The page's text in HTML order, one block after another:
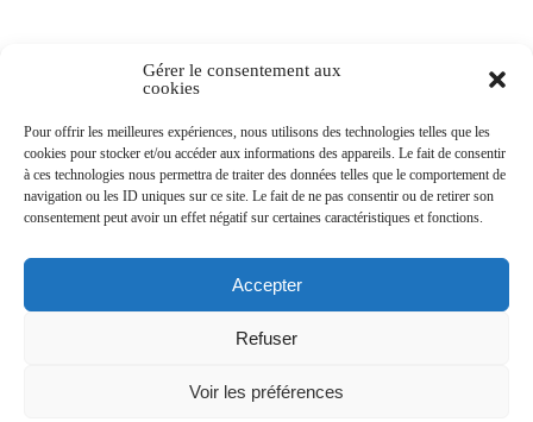
Gérer le consentement aux
cookies
Pour offrir les meilleures expériences, nous utilisons des technologies telles que les
cookies pour stocker et/ou accéder aux informations des appareils. Le fait de consentir
à ces technologies nous permettra de traiter des données telles que le comportement de
navigation ou les ID uniques sur ce site. Le fait de ne pas consentir ou de retirer son
consentement peut avoir un effet négatif sur certaines caractéristiques et fonctions.
Accepter
Refuser
Voir les préférences
Newsletters
Abonnez-vous à la newsletter
>
© Ville de Saint-Jean-d'Angély 2026
Découvrir la ville